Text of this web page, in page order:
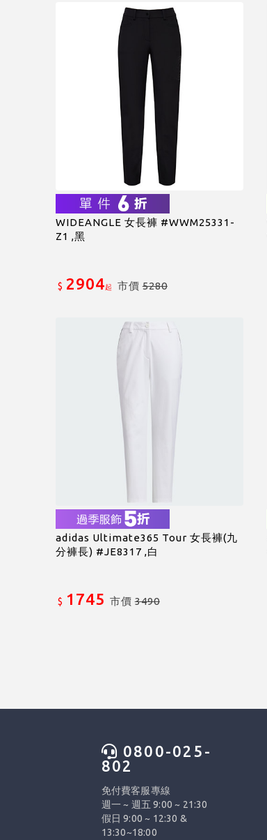
WIDEANGLE 女長褲 #WWM25331-
Z1 ,黑
$ 2904起 市價5280
adidas Ultimate365 Tour 女長褲(九
分褲長) #JE8317 ,白
$ 1745 市價3490
0800-025-
802
免付費客服專線
週一 ~ 週五 9:00 ~ 21:30
假日 9:00 ~ 12:30 &
13:30~18:00